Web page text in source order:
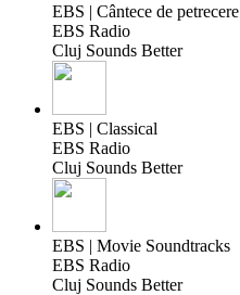
EBS | Cântece de petrecere
EBS Radio
Cluj Sounds Better
EBS | Classical
EBS Radio
Cluj Sounds Better
EBS | Movie Soundtracks
EBS Radio
Cluj Sounds Better